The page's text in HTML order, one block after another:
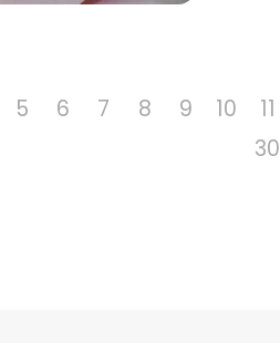
5 6 7 8 9 10 11
30